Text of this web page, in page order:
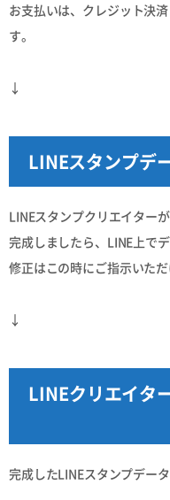
お支払いは、クレジット決
す。
↓
LINEスタンプデ
LINEスタンプクリエイター
完成しましたら、LINE上で
修正はこの時にご指示いただ
↓
LINEクリエイタ
完成したLINEスタンプデー